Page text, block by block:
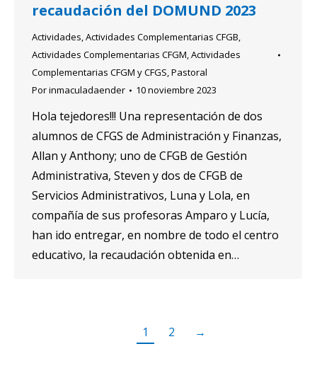
recaudación del DOMUND 2023
Actividades,Actividades Complementarias CFGB,
Actividades Complementarias CFGM,Actividades
Complementarias CFGM y CFGS,Pastoral
Porinmaculadaender 10 noviembre 2023
Hola tejedores!!! Una representación de dos
alumnos de CFGS de Administración y Finanzas,
Allan y Anthony; uno de CFGB de Gestión
Administrativa, Steven y dos de CFGB de
Servicios Administrativos, Luna y Lola, en
compañía de sus profesoras Amparo y Lucía,
han ido entregar, en nombre de todo el centro
educativo, la recaudación obtenida en…
1 2 →